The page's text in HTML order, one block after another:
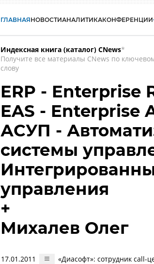
ГЛАВНАЯНОВОСТИАНАЛИТИКАКОНФЕРЕНЦИИ
Индексная книга (каталог) CNews*
Получите все материалы CNews по
слову
ERP - Enterprise
EAS - Enterprise
АСУП -
системы
управления
+
Михалев Олег
17.01.2011 «Диасофт»: сотрудник call-